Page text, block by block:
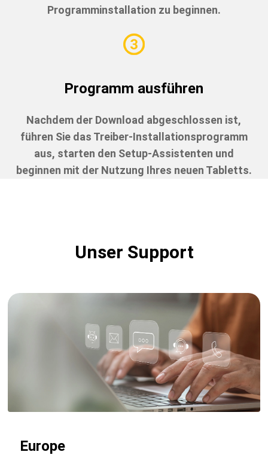
Programminstallation zu beginnen.
Programm ausführen
Nachdem der Download abgeschlossen ist,
führen Sie das Treiber-Installationsprogramm
aus, starten den Setup-Assistenten und
beginnen mit der Nutzung Ihres neuen Tabletts.
Unser Support
Europe